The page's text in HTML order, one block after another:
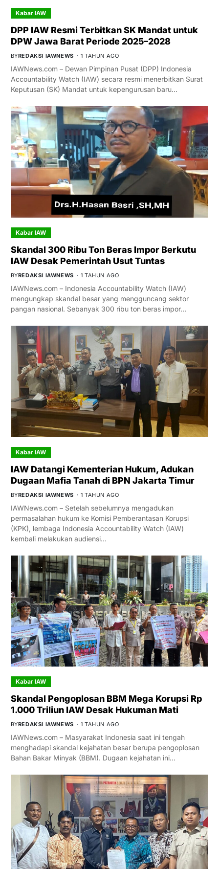
Kabar IAW
DPP IAW Resmi Terbitkan SK Mandat untuk
DPW Jawa Barat Periode 2025–2028
BYREDAKSI IAWNEWS 1 TAHUN AGO
IAWNews.com – Dewan Pimpinan Pusat (DPP) Indonesia
Accountability Watch (IAW) secara resmi menerbitkan Surat
Keputusan (SK) Mandat untuk kepengurusan baru…
Kabar IAW
Skandal 300 Ribu Ton Beras Impor Berkutu
IAW Desak Pemerintah Usut Tuntas
BYREDAKSI IAWNEWS 1 TAHUN AGO
IAWNews.com – Indonesia Accountability Watch (IAW)
mengungkap skandal besar yang mengguncang sektor
pangan nasional. Sebanyak 300 ribu ton beras impor…
Kabar IAW
IAW Datangi Kementerian Hukum, Adukan
Dugaan Mafia Tanah di BPN Jakarta Timur
BYREDAKSI IAWNEWS 1 TAHUN AGO
IAWNews.com – Setelah sebelumnya mengadukan
permasalahan hukum ke Komisi Pemberantasan Korupsi
(KPK), lembaga Indonesia Accountability Watch (IAW)
kembali melakukan audiensi…
Kabar IAW
Skandal Pengoplosan BBM Mega Korupsi Rp
1.000 Triliun IAW Desak Hukuman Mati
BYREDAKSI IAWNEWS 1 TAHUN AGO
IAWNews.com – Masyarakat Indonesia saat ini tengah
menghadapi skandal kejahatan besar berupa pengoplosan
Bahan Bakar Minyak (BBM). Dugaan kejahatan ini…